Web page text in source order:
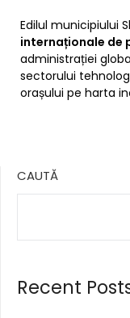
Edilul municipiului
internaționale de
administrației
sectorului
orașului pe harta
CAUTĂ
Recent